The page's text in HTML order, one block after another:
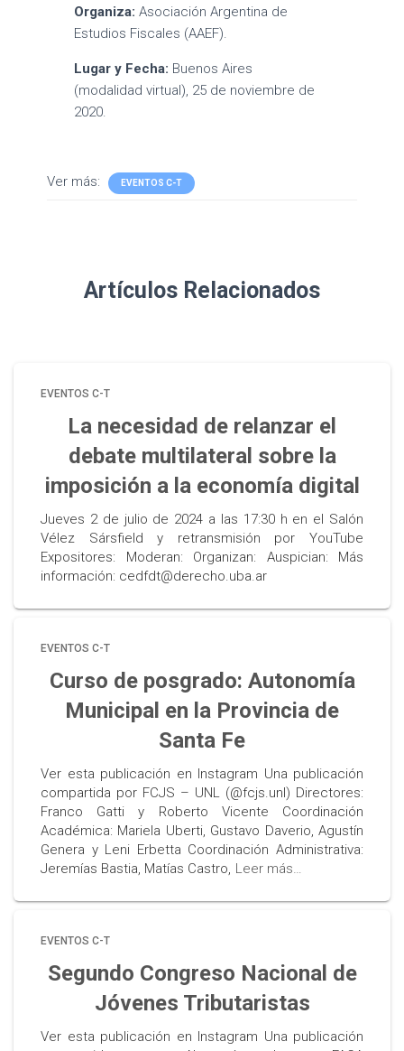
Organiza: Asociación Argentina de
Estudios Fiscales (AAEF).
Lugar y Fecha: Buenos Aires
(modalidad virtual), 25 de noviembre de
2020.
Ver más: EVENTOS C-T
Artículos Relacionados
EVENTOS C-T
La necesidad de relanzar el
debate multilateral sobre la
imposición a la economía digital
Jueves 2 de julio de 2024 a las 17:30 h en el Salón
Vélez Sársfield y retransmisión por YouTube
Expositores: Moderan: Organizan: Auspician: Más
información: cedfdt@derecho.uba.ar
EVENTOS C-T
Curso de posgrado: Autonomía
Municipal en la Provincia de
Santa Fe
Ver esta publicación en Instagram Una publicación
compartida por FCJS – UNL (@fcjs.unl) Directores:
Franco Gatti y Roberto Vicente Coordinación
Académica: Mariela Uberti, Gustavo Daverio, Agustín
Genera y Leni Erbetta Coordinación Administrativa:
Jeremías Bastia, Matías Castro, Leer más…
EVENTOS C-T
Segundo Congreso Nacional de
Jóvenes Tributaristas
Ver esta publicación en Instagram Una publicación